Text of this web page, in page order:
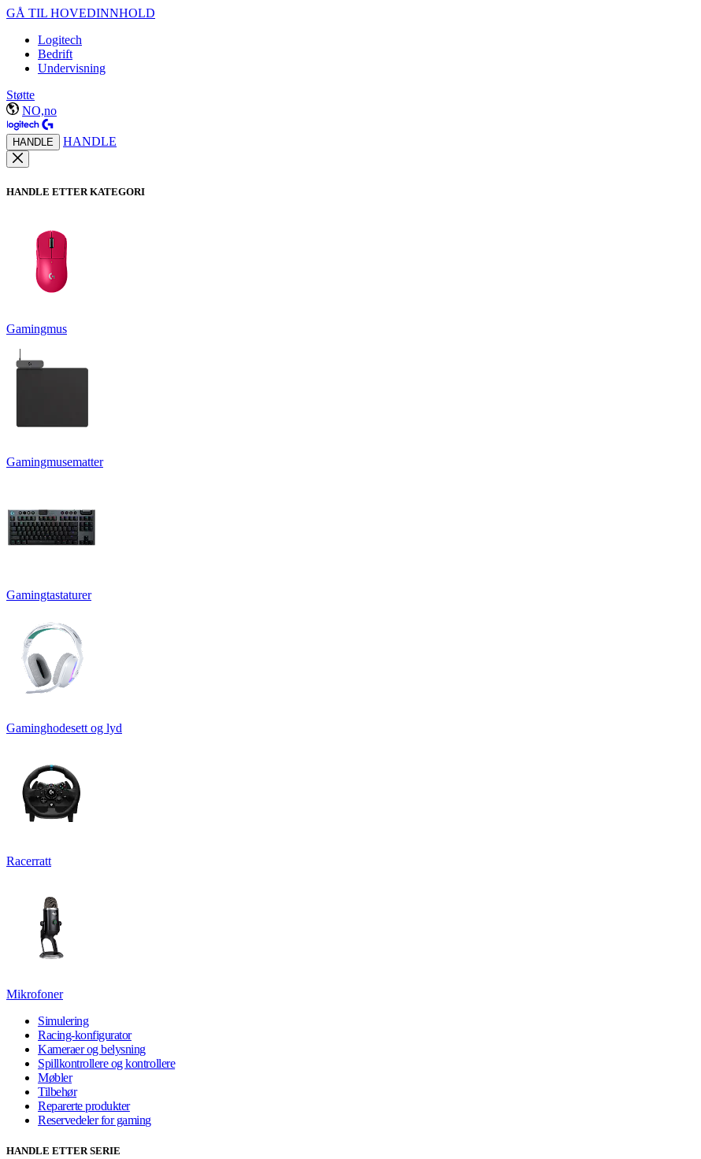
GÅ TIL HOVEDINNHOLD
Logitech
Bedrift
Undervisning
Støtte
NO,no
HANDLE HANDLE
HANDLE ETTER KATEGORI
Gamingmus
Gamingmusematter
Gamingtastaturer
Gaminghodesett og lyd
Racerratt
Mikrofoner
Simulering
Racing-konfigurator
Kameraer og belysning
Spillkontrollere og kontrollere
Møbler
Tilbehør
Reparerte produkter
Reservedeler for gaming
HANDLE ETTER SERIE